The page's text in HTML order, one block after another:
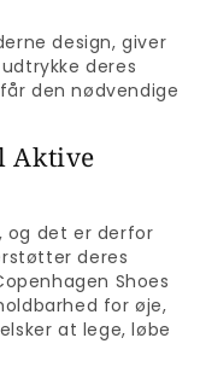
design, giver
deres
den nødvendige
Aktive
og det er derfor
deres
Shoes
for øje,
at lege, løbe